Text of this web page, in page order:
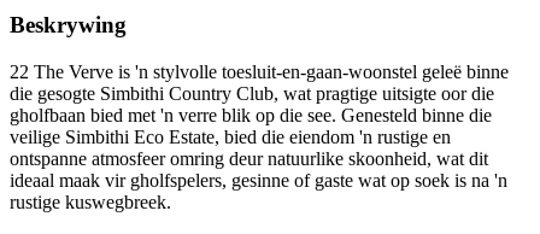
Beskrywing
22 The Verve is 'n stylvolle toesluit-en-gaan-woonstel geleë binne
die gesogte Simbithi Country Club, wat pragtige uitsigte oor die
gholfbaan bied met 'n verre blik op die see. Genesteld binne die
veilige Simbithi Eco Estate, bied die eiendom 'n rustige en
ontspanne atmosfeer omring deur natuurlike skoonheid, wat dit
ideaal maak vir gholfspelers, gesinne of gaste wat op soek is na 'n
rustige kuswegbreek.